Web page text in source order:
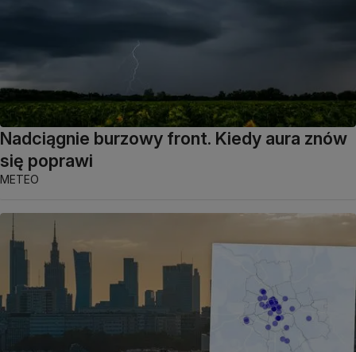
Nadciągnie burzowy front. Kiedy aura znów
się poprawi
METEO